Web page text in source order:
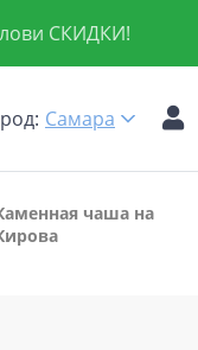
СКИДКИ!
Самара
чаша на